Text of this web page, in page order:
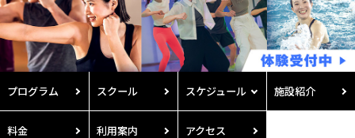
プログラム スクール スケジュール 施設紹介
料金 利用案内 アクセス